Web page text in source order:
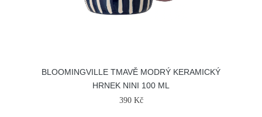
BLOOMINGVILLE TMAVĚ MODRÝ KERAMICKÝ
HRNEK NINI 100 ML
390 Kč